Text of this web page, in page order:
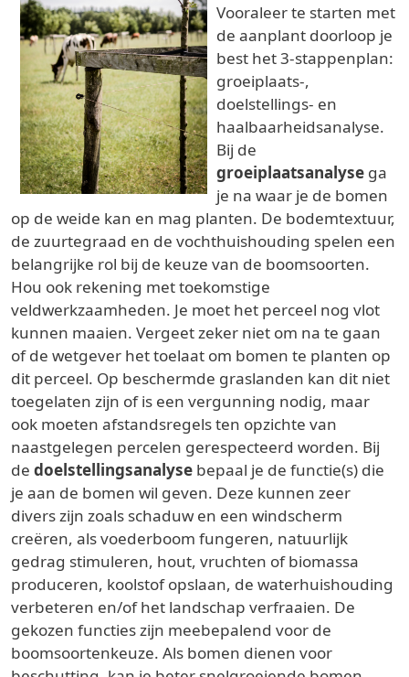
Vooraleer te starten met
de aanplant doorloop je
best het 3-stappenplan:
groeiplaats-,
doelstellings- en
haalbaarheidsanalyse.
Bij de
groeiplaatsanalyse ga
je na waar je de bomen
op de weide kan en mag planten. De bodemtextuur,
de zuurtegraad en de vochthuishouding spelen een
belangrijke rol bij de keuze van de boomsoorten.
Hou ook rekening met toekomstige
veldwerkzaamheden. Je moet het perceel nog vlot
kunnen maaien. Vergeet zeker niet om na te gaan
of de wetgever het toelaat om bomen te planten op
dit perceel. Op beschermde graslanden kan dit niet
toegelaten zijn of is een vergunning nodig, maar
ook moeten afstandsregels ten opzichte van
naastgelegen percelen gerespecteerd worden. Bij
de doelstellingsanalyse bepaal je de functie(s) die
je aan de bomen wil geven. Deze kunnen zeer
divers zijn zoals schaduw en een windscherm
creëren, als voederboom fungeren, natuurlijk
gedrag stimuleren, hout, vruchten of biomassa
produceren, koolstof opslaan, de waterhuishouding
verbeteren en/of het landschap verfraaien. De
gekozen functies zijn meebepalend voor de
boomsoortenkeuze. Als bomen dienen voor